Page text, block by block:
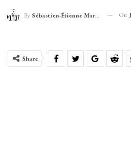
By Sébastien-Étienne Marechal On
Share